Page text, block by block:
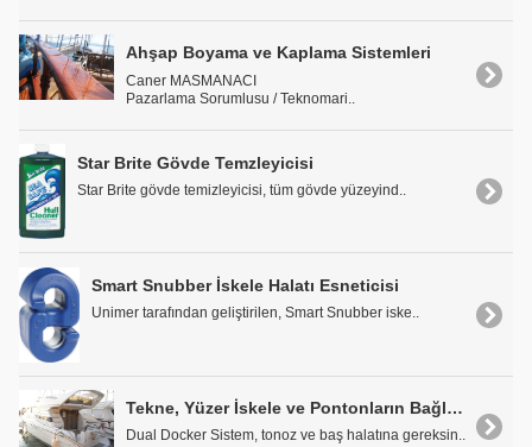
Ahşap Boyama ve Kaplama Sistemleri
Caner MASMANACI
Pazarlama Sorumlusu / Teknomari..
Star Brite Gövde Temzleyicisi
Star Brite gövde temizleyicisi, tüm gövde yüzeyind..
Smart Snubber İskele Halatı Esneticisi
Unimer tarafından geliştirilen, Smart Snubber iske..
Tekne, Yüzer İskele ve Pontonların Bağlanmasında Yenilikçi Çözüm: Dual Docker Sistem
Dual Docker Sistem, tonoz ve baş halatına gereksin..